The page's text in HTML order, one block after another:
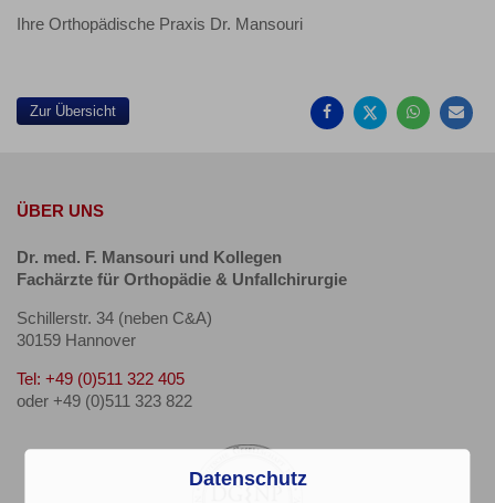
Ihre Orthopädische Praxis Dr. Mansouri
Zur Übersicht
teilen
teilen
teilen
ÜBER UNS
Dr. med. F. Mansouri und Kollegen
Fachärzte für Orthopädie & Unfallchirurgie
Schillerstr. 34 (neben C&A)
30159 Hannover
Tel: +49 (0)511 322 405
oder +49 (0)511 323 822
Datenschutz